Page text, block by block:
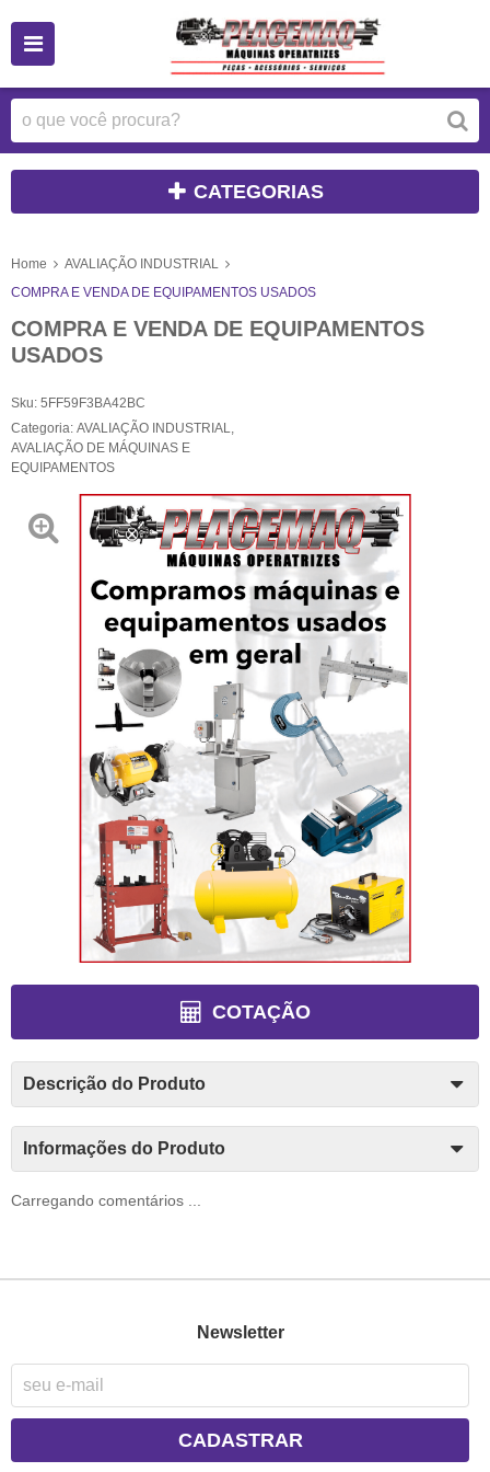
CATEGORIAS
Home
AVALIAÇÃO INDUSTRIAL
COMPRA E VENDA DE EQUIPAMENTOS USADOS
COMPRA E VENDA DE EQUIPAMENTOS
USADOS
Sku: 5FF59F3BA42BC
Categoria: AVALIAÇÃO INDUSTRIAL
AVALIAÇÃO DE MÁQUINAS E
EQUIPAMENTOS
COTAÇÃO
Descrição do Produto
Informações do Produto
Carregando comentários ...
Newsletter
CADASTRAR